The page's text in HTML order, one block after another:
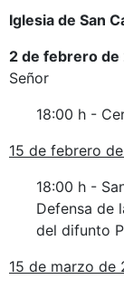
Iglesia de San
2 de febrero de
Señor
18:00 h -
15 de febrero
18:00 h -
Defensa de
del difunto
15 de marzo de